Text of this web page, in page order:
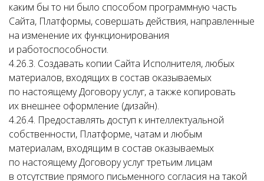
каким бы то ни было способом программную часть
Сайта, Платформы, совершать действия, направленные
на изменение их функционирования
и работоспособности.
4.26.3. Создавать копии Сайта Исполнителя, любых
материалов, входящих в состав оказываемых
по настоящему Договору услуг, а также копировать
их внешнее оформление (дизайн).
4.26.4. Предоставлять доступ к интеллектуальной
собственности, Платформе, чатам и любым
материалам, входящим в состав оказываемых
по настоящему Договору услуг третьим лицам
в отсутствие прямого письменного согласия на такой